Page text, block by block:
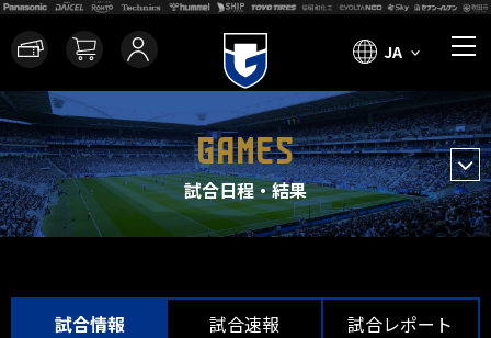
JA
GAMES
試合日程・結果
試合情報 試合速報 試合レポート